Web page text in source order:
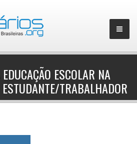
▼
ESCOLAR NA
TRABALHADOR